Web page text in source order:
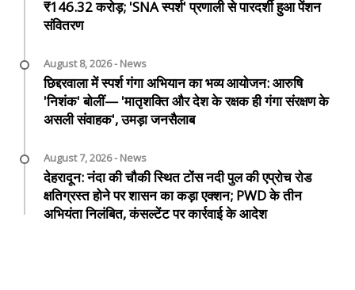
₹146.32 करोड़; 'SNA स्पर्श' प्रणाली से पारदर्शी हुआ पेंशन
संवितरण
August 8, 2026 - News
छिद्दरवाला में स्पर्श गंगा अभियान का भव्य आयोजन: आरुषि
'निशंक' बोलीं— 'मातृशक्ति और देश के रक्षक ही गंगा संरक्षण के
असली संवाहक', उमड़ा जनसैलाब
August 7, 2026 - News
देहरादून: नंदा की चौकी स्थित टोंस नदी पुल की एप्रोच रोड
क्षतिग्रस्त होने पर शासन का कड़ा एक्शन; PWD के तीन
अभियंता निलंबित, कंसल्टेंट पर कार्रवाई के आदेश